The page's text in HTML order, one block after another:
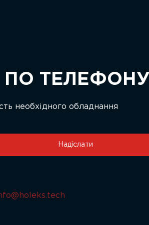
ПО ТЕЛЕФОНУ
необхідного обладнання
Надіслати